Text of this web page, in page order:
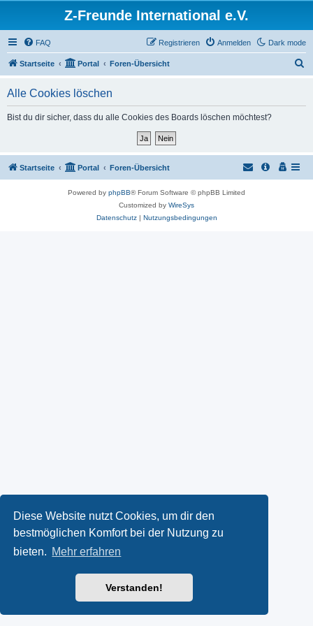
Diese Website nutzt Cookies, um dir den
bestmöglichen Komfort bei der Nutzung zu
bieten. Mehr erfahren
Verstanden!
Z-Freunde International e.V.
Dark mode
FAQ Anmelden
Registrieren
Startseite Portal Foren-Übersicht
Alle Cookies löschen
Bist du dir sicher, dass du alle Cookies des Boards löschen möchtest?
Startseite Portal Foren-Übersicht
Powered by phpBB® Forum Software © phpBB Limited
Customized by WireSys
Datenschutz| Nutzungsbedingungen